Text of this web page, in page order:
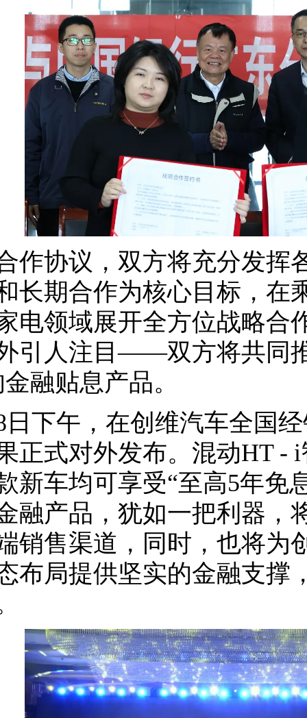
作协议，双方将充分发挥
长期合作为核心目标，在
电领域展开全方位战略合
引人注目——双方将共同
融贴息产品。
日下午，在创维汽车全国
正式对外发布。混动HT -
新车均可享受“至高5年免
融产品，犹如一把利器，
销售渠道，同时，也将为
布局提供坚实的金融支撑